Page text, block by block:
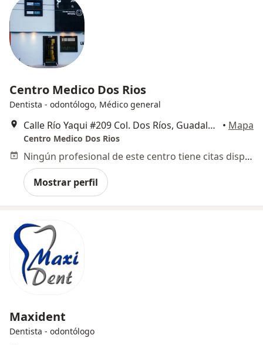
Centro Medico Dos Rios
Dentista - odontólogo, Médico general
Calle Río Yaqui #209 Col. Dos Ríos, Guadalupe • Mapa
Centro Medico Dos Rios
Ningún profesional de este centro tiene citas disponibles
Mostrar perfil
Maxident
Dentista - odontólogo